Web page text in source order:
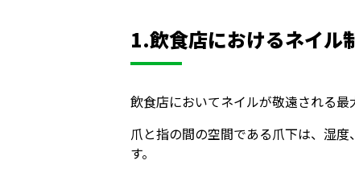
1.飲食店におけるネイル
飲食店においてネイルが敬遠される最
爪と指の間の空間である爪下は、湿
す。